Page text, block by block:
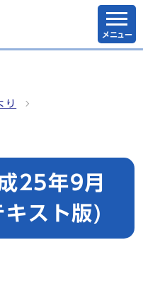
メニュー
り
25年9月
スト版)